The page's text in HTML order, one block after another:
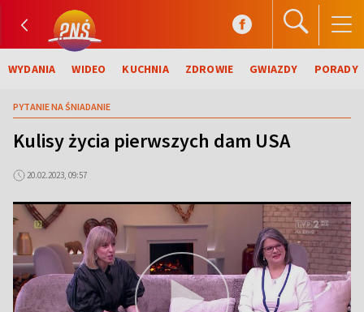
WYDANIA WIDEO KUCHNIA ZDROWIE GWIAZDY PORADY
PYTANIE NA ŚNIADANIE
Kulisy życia pierwszych dam USA
20.02.2023, 09:57